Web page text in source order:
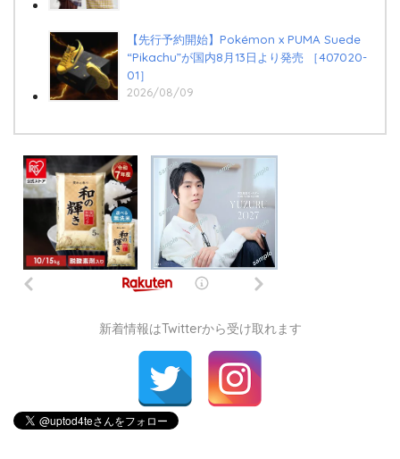
【先行予約開始】Pokémon x PUMA Suede
“Pikachu”が国内8月13日より発売 ［407020-
01］
2026/08/09
新着情報はTwitterから受け取れます